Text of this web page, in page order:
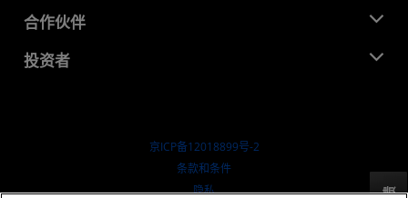
就业机会
联系我们
媒体库
开发中心
成功案例
合作伙伴
AMD 合作伙伴中心
投资者
SEC 报告
京ICP备12018899号-2
​条款和条件
隐私